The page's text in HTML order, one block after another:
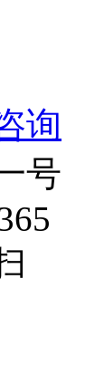
询
号